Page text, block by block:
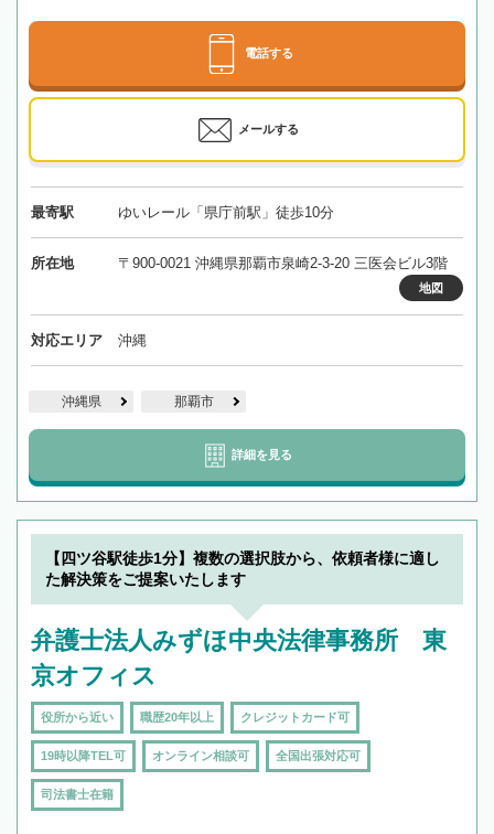
電話する
メールする
最寄駅 ゆいレール「県庁前駅」徒歩10分
所在地 〒900-0021 沖縄県那覇市泉崎2-3-20 三医会ビル3階
地図
対応エリア 沖縄
沖縄県 那覇市
詳細を見る
【四ツ谷駅徒歩1分】複数の選択肢から、依頼者様に適し
た解決策をご提案いたします
弁護士法人みずほ中央法律事務所 東
京オフィス
役所から近い 職歴20年以上 クレジットカード可
19時以降TEL可 オンライン相談可 全国出張対応可
司法書士在籍